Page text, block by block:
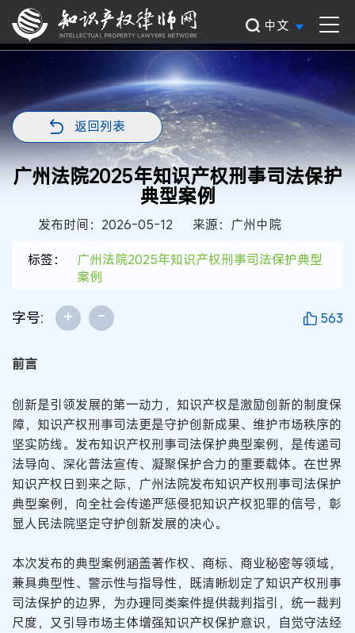
中文
返回列表
广州法院2025年知识产权刑事司法保护
典型案例
发布时间：2026-05-12
来源：广州中院
标签：
广州法院2025年知识产权刑事司法保护典型
案例
字号: + - 563
前言
创新是引领发展的第一动力，知识产权是激励创新的制度保
障，知识产权刑事司法更是守护创新成果、维护市场秩序的
坚实防线。发布知识产权刑事司法保护典型案例，是传递司
法导向、深化普法宣传、凝聚保护合力的重要载体。在世界
知识产权日到来之际，广州法院发布知识产权刑事司法保护
典型案例，向全社会传递严惩侵犯知识产权犯罪的信号，彰
显人民法院坚定守护创新发展的决心。
本次发布的典型案例涵盖著作权、商标、商业秘密等领域，
兼具典型性、警示性与指导性，既清晰划定了知识产权刑事
司法保护的边界，为办理同类案件提供裁判指引，统一裁判
尺度，又引导市场主体增强知识产权保护意识，自觉守法经